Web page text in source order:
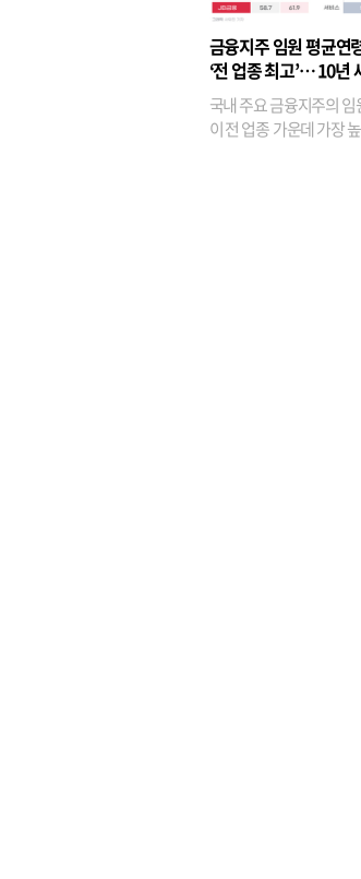
금융지주 임원 평균연
‘전 업종 최고’… 10년
원은 14배 껑충
국내 주요 금융지주의
이 전 업종 가운데 가장